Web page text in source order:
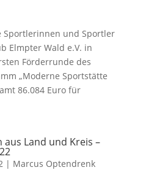
Sportlerinnen und Sportler
Elmpter Wald e.V. in
Förderrunde des
„Moderne Sportstätte
86.084 Euro für
Land und Kreis –
| Marcus Optendrenk